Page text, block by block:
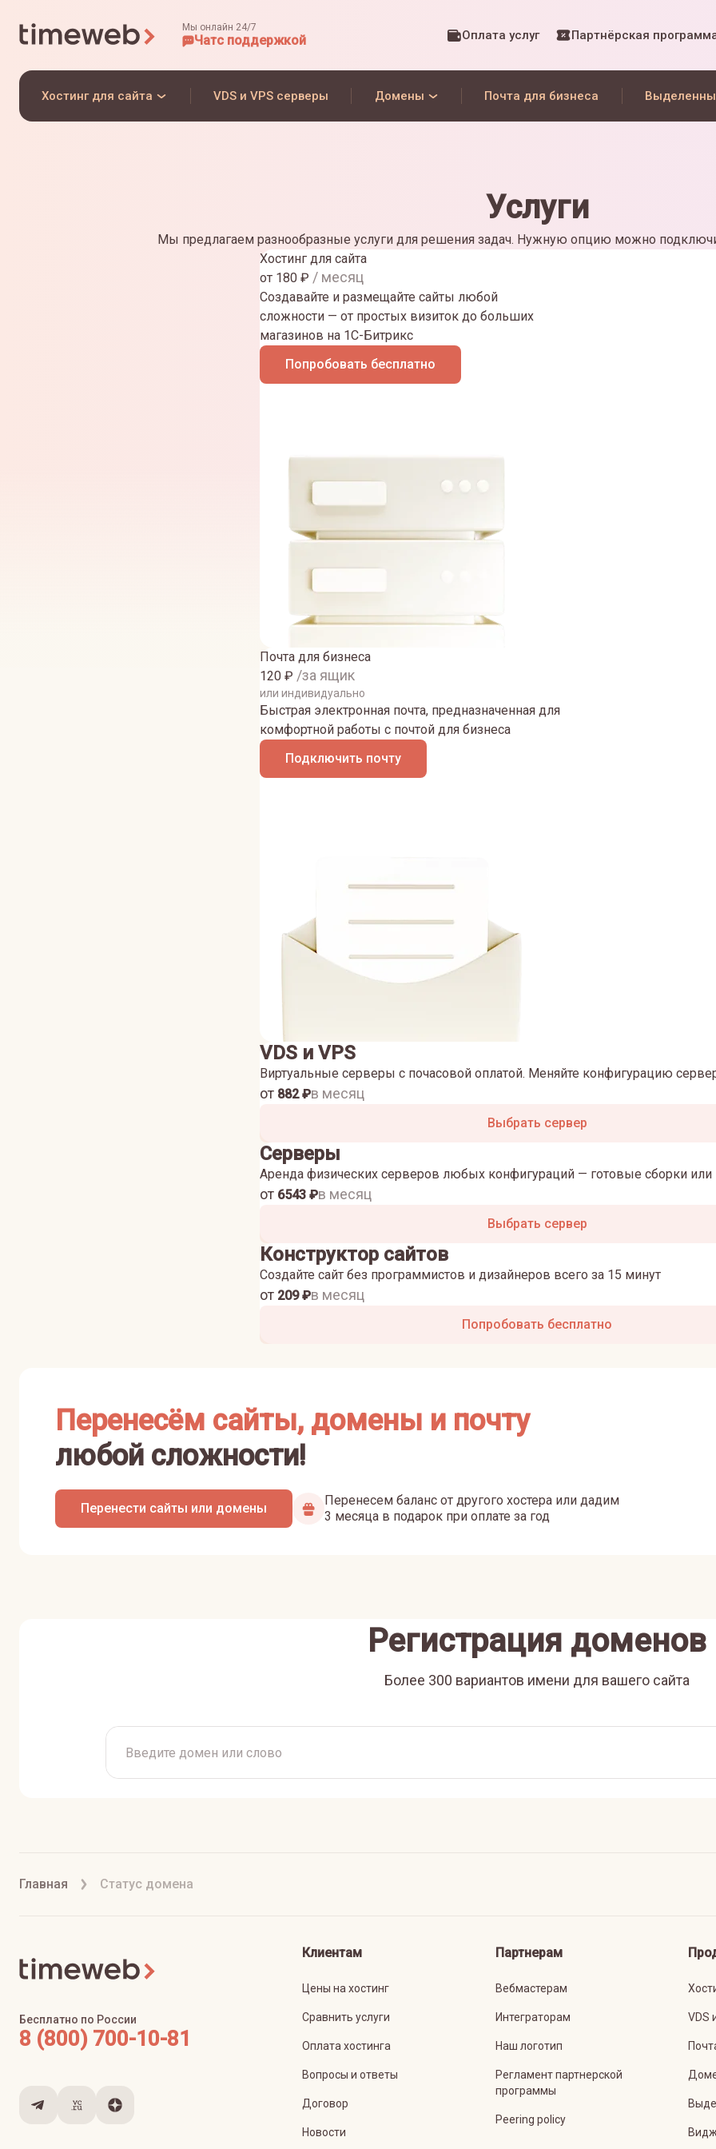
Мы онлайн 24/7
Чатс поддержкой Оплата услуг Партнёрская
Хостинг для сайта VDS и VPS серверы Домены Почта для бизнеса
Услуги
Мы предлагаем разнообразные услуги для решения задач. Нужную опцию можно
Хостинг для сайта
от 180 ₽ / месяц
Создавайте и размещайте сайты любой
сложности — от простых визиток до больших
магазинов на 1С-Битрикс
Попробовать бесплатно
Почта для бизнеса
120 ₽ /за ящик
или индивидуально
Быстрая электронная почта, предназначенная для
комфортной работы с почтой для бизнеса
Подключить почту
VDS и VPS
Виртуальные серверы с почасовой оплатой. Меняйте конфигурацию
от 882₽в месяц
Выбрать сервер
Серверы
Аренда физических серверов любых конфигураций — готовые сборки или
от 6543 ₽в месяц
Выбрать сервер
Конструктор сайтов
Создайте сайт без программистов и дизайнеров всего за 15 минут
от 209₽в месяц
Попробовать бесплатно
Перенесём сайты, домены и почту
любой сложности!
Перенести сайты или домены
Перенесем баланс от другого хостера или дадим
3 месяца в подарок при оплате за год
Регистрация доменов
Более 300 вариантов имени для вашего сайта
Главная Статус домена
Бесплатно по России
8 (800) 700-10-81
Клиентам
Цены на хостинг
Сравнить услуги
Оплата хостинга
Вопросы и ответы
Договор
Новости
Партнерам
Вебмастерам
Интеграторам
Наш логотип
Регламент партнерской
программы
Peering policy
VDS